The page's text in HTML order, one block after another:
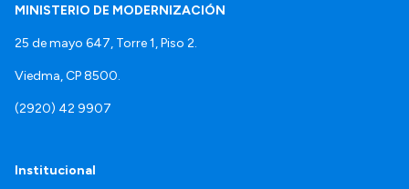
MINISTERIO DE MODERNIZACIÓN
25 de mayo 647, Torre 1, Piso 2.
Viedma, CP 8500.
(2920) 42 9907
Institucional